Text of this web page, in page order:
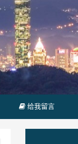
给我留言